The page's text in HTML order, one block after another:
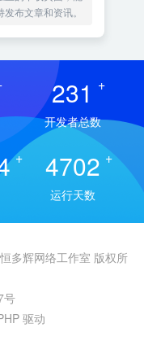
布文章和资讯。
231 +
开发者总数
+ 4702 +
运行天数
多辉网络工作室 版权所
号
驱动